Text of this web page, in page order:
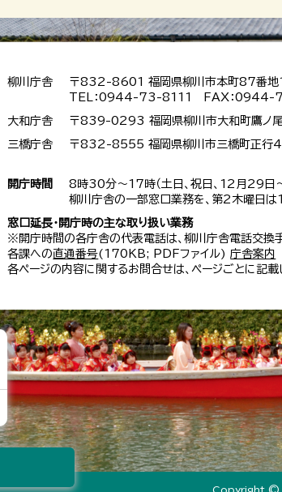
柳川庁舎
〒832-8601 福岡県柳川市本町87番地1
TEL：0944-73-8111 FAX：
大和庁舎 〒839-0293 福岡県柳川市大和町鷹ノ
三橋庁舎 〒832-8555 福岡県柳川市三橋町正行
開庁時間
8時30分～17時（土日、祝日、12月29日
柳川庁舎の一部窓口業務を、第2木曜日
窓口延長・開庁時の主な取り扱い業務
※開庁時間の各庁舎の代表電話は、柳川庁舎電話交換
各課への直通番号(170KB; PDFファイル)庁舎案内
各ページの内容に関するお問合せは、ページごとに記
Copyright ©
×